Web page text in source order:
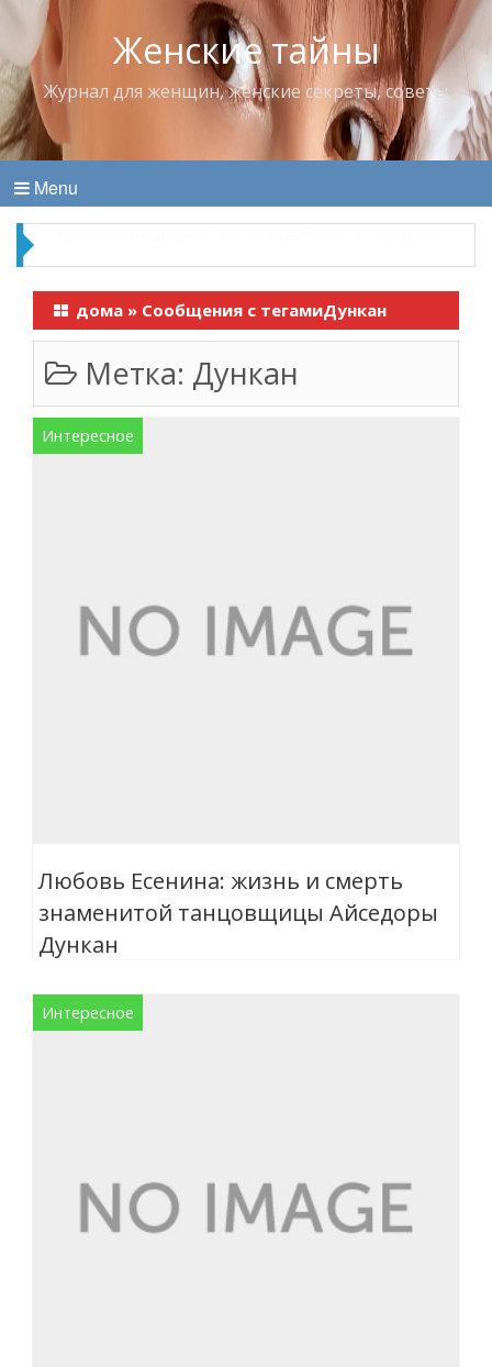
Женские тайны
Журнал для женщин, женские секреты, советы
Menu
дома » Сообщения с тегамиДункан
Метка: Дункан
Интересное
Любовь Есенина: жизнь и смерть
знаменитой танцовщицы Айседоры
Дункан
Интересное